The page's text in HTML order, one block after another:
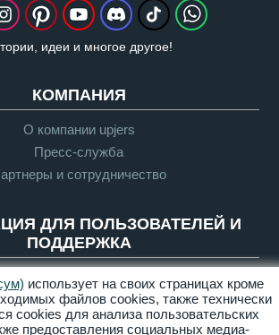
идеи и многое другое!
КОМПАНИЯ
О компании upjers
Пресс-служба
и сотрудничество
ДЛЯ ПОЛЬЗОВАТЕЛЕЙ И
ПОДДЕРЖКА
указания по Let's Plays
Служба поддержки
использует на своих страницах кроме
файлов сookies, также технически
cookies для анализа пользовательских
предоставления социальных медиа-